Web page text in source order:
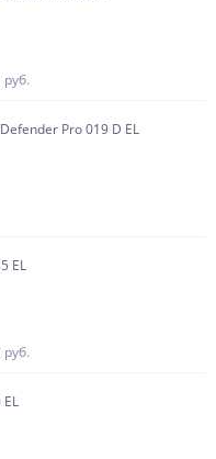
руб.
Pro 019 D EL
EL
руб.